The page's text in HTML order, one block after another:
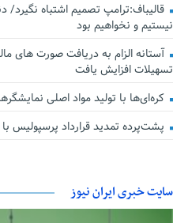
قالیباف:ترامپ تصمیم اشتباه نگیرد/
نیستیم و نخواهیم بود
تسهیلات افزایش یافت
کره‌ای‌ها با تولید مواد اصلی
پشت‌پرده تمدید قرارداد پرسپولیس
سایت خبری ایران نیوز